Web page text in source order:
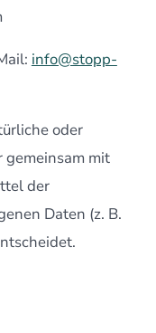
info@stopp-
oder
gemeinsam mit
der
Daten (z. B.